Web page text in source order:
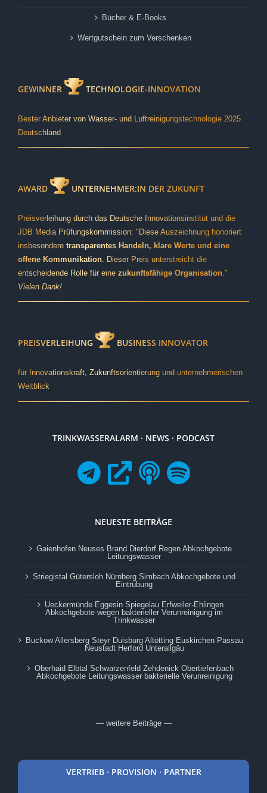
Bücher & E-Books
Wertgutschein zum Verschenken
GEWINNER TECHNOLOGIE-INNOVATION
Bester Anbieter von Wasser- und Luftreinigungstechnologie 2025
Deutschland
AWARD UNTERNEHMER:IN DER ZUKUNFT
Preisverleihung durch das Deutsche Innovationsinstitut und die
JDB Media Prüfungskommission: "Diese Auszeichnung honoriert
insbesondere transparentes Handeln, klare Werte und eine
offene Kommunikation . Dieser Preis unterstreicht die
entscheidende Rolle für eine zukunftsfähige Organisation ."
Vielen Dank!
PREISVERLEIHUNG BUSINESS INNOVATOR
für Innovationskraft, Zukunftsorientierung und unternehmerischen
Weitblick
TRINKWASSERALARM · NEWS · PODCAST
NEUESTE BEITRÄGE
Gaienhofen Neuses Brand Dierdorf Regen Abkochgebote
Leitungswasser
Striegistal Gütersloh Nürnberg Simbach Abkochgebote und
Eintrübung
Ueckermünde Eggesin Spiegelau Erfweiler-Ehlingen
Abkochgebote wegen bakterieller Verunreinigung im
Trinkwasser
Buckow Allersberg Steyr Duisburg Altötting Euskirchen Passau
Neustadt Herford Unterallgäu
Oberhaid Elbtal Schwarzenfeld Zehdenick Obertiefenbach
Abkochgebote Leitungswasser bakterielle Verunreinigung
— weitere Beiträge —
VERTRIEB · PROVISION · PARTNER